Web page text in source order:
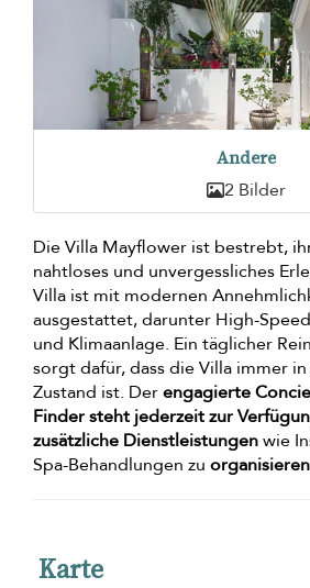
Andere
2 Bilder
Die Villa Mayflower ist bestrebt,
nahtloses und unvergessliches
Villa ist mit modernen
ausgestattet, darunter High-
und Klimaanlage. Ein täglicher
sorgt dafür, dass die Villa immer
Zustand ist. Derengagierte
Finder steht jederzeit zur
zusätzliche Dienstleistungenwie
Spa-Behandlungen zu organisieren
Karte